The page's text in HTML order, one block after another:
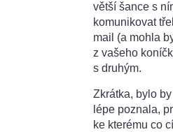
větší šance s
komunikovat
mail (a mohla
z vašeho
s druhým.
Zkrátka, bylo
lépe poznala,
ke kterému co